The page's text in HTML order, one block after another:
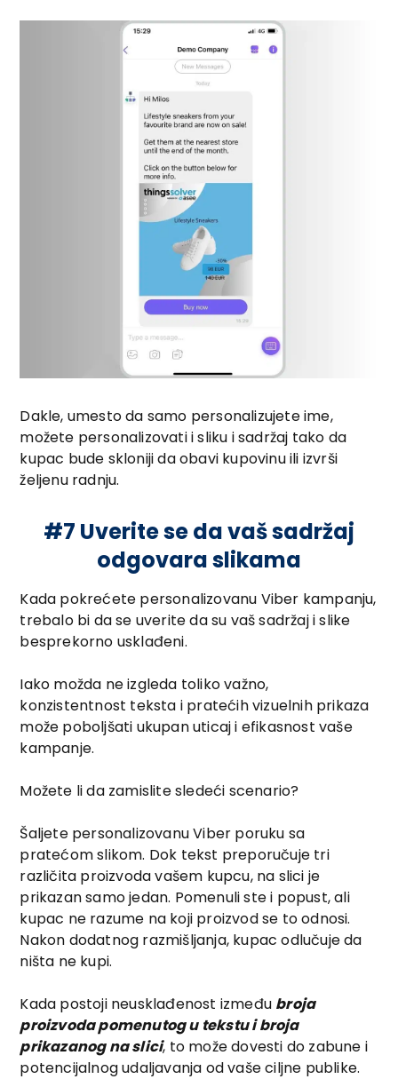
Dakle, umesto da samo personalizujete ime,
možete personalizovati i sliku i sadržaj tako da
kupac bude skloniji da obavi kupovinu ili izvrši
željenu radnju.
#7 Uverite se da vaš sadržaj
odgovara slikama
Kada pokrećete personalizovanu Viber kampanju,
trebalo bi da se uverite da su vaš sadržaj i slike
besprekorno usklađeni.
Iako možda ne izgleda toliko važno,
konzistentnost teksta i pratećih vizuelnih prikaza
može poboljšati ukupan uticaj i efikasnost vaše
kampanje.
Možete li da zamislite sledeći scenario?
Šaljete personalizovanu Viber poruku sa
pratećom slikom. Dok tekst preporučuje tri
različita proizvoda vašem kupcu, na slici je
prikazan samo jedan. Pomenuli ste i popust, ali
kupac ne razume na koji proizvod se to odnosi.
Nakon dodatnog razmišljanja, kupac odlučuje da
ništa ne kupi.
Kada postoji neusklađenost između broja
proizvoda pomenutog u tekstu i broja
prikazanog na slici, to može dovesti do zabune i
potencijalnog udaljavanja od vaše ciljne publike.